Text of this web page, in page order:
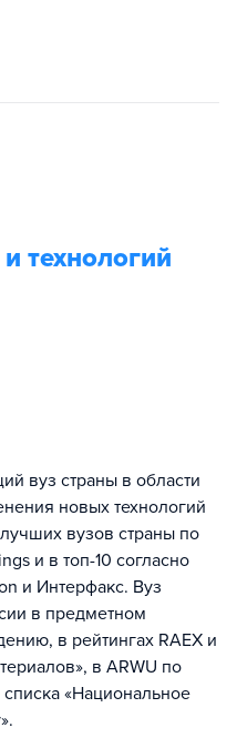
технологий
вуз страны в области
новых технологий
вузов страны по
и в топ-10 согласно
и Интерфакс. Вуз
в предметном
в рейтингах RAEX и
в ARWU по
«Национальное